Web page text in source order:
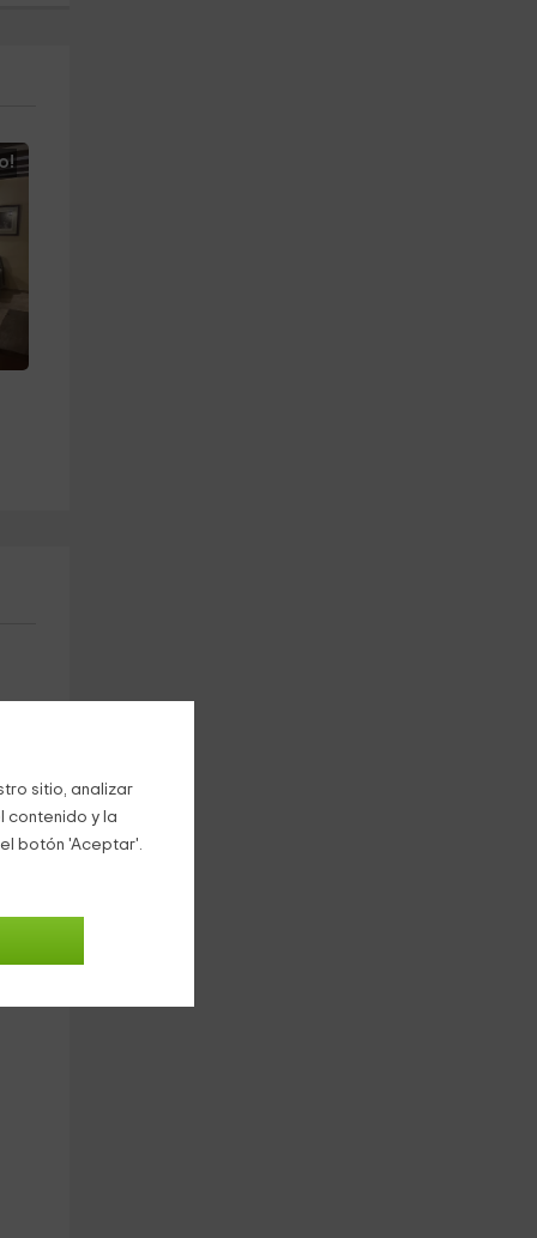
sitio, analizar
contenido y la
botón 'Aceptar'.